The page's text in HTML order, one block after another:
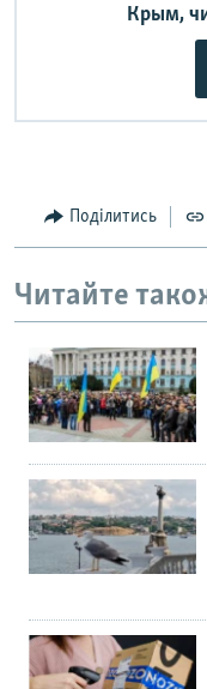
Крым,
Поділитись
Читайте